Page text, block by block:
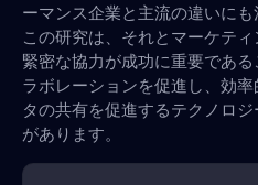
ーマンス企業と主流の違いにも
この研究は、それとマーケテ
緊密な協力が成功に重要であ
ラボレーションを促進し、効
タの共有を促進するテクノロ
があります。